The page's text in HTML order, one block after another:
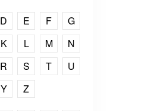
D E F
G
K L M
N
R S T
U
Y Z